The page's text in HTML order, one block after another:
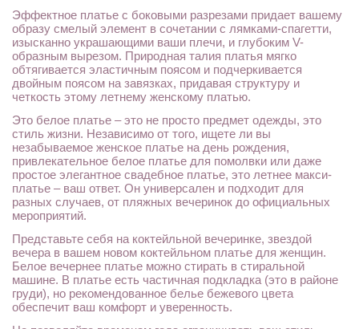
Эффектное платье с боковыми разрезами придает вашему
образу смелый элемент в сочетании с лямками-спагетти,
изысканно украшающими ваши плечи, и глубоким V-
образным вырезом. Природная талия платья мягко
обтягивается эластичным поясом и подчеркивается
двойным поясом на завязках, придавая структуру и
четкость этому летнему женскому платью.
Это белое платье – это не просто предмет одежды, это
стиль жизни. Независимо от того, ищете ли вы
незабываемое женское платье на день рождения,
привлекательное белое платье для помолвки или даже
простое элегантное свадебное платье, это летнее макси-
платье – ваш ответ. Он универсален и подходит для
разных случаев, от пляжных вечеринок до официальных
мероприятий.
Представьте себя на коктейльной вечеринке, звездой
вечера в вашем новом коктейльном платье для женщин.
Белое вечернее платье можно стирать в стиральной
машине. В платье есть частичная подкладка (это в районе
груди), но рекомендованное белье бежевого цвета
обеспечит ваш комфорт и уверенность.